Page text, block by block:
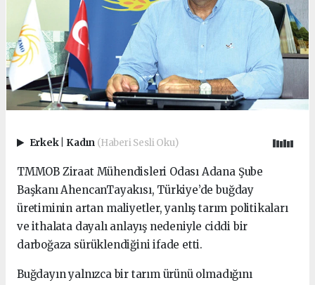
Erkek Kadın (Haberi Sesli Oku)
TMMOB Ziraat Mühendisleri Odası Adana Şube
Başkanı AhencanTayakısı, Türkiye’de buğday
üretiminin artan maliyetler, yanlış tarım politikaları
ve ithalata dayalı anlayış nedeniyle ciddi bir
darboğaza sürüklendiğini ifade etti.
Buğdayın yalnızca bir tarım ürünü olmadığını